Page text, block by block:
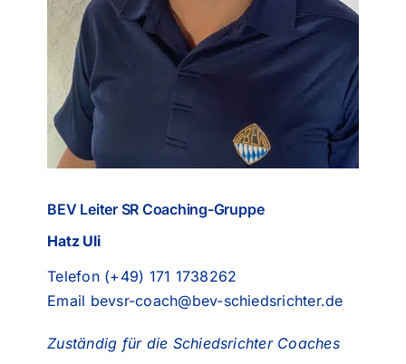
BEV Leiter SR Coaching-Gruppe
Hatz Uli
Telefon (+49) 171 1738262
Email bevsr-coach@bev-schiedsrichter.de
Zuständig für die Schiedsrichter Coaches